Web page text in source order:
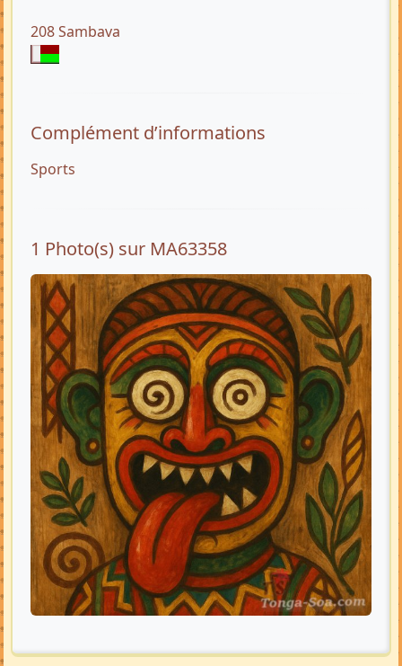
208 Sambava
Complément d’informations
Sports
1 Photo(s) sur MA63358